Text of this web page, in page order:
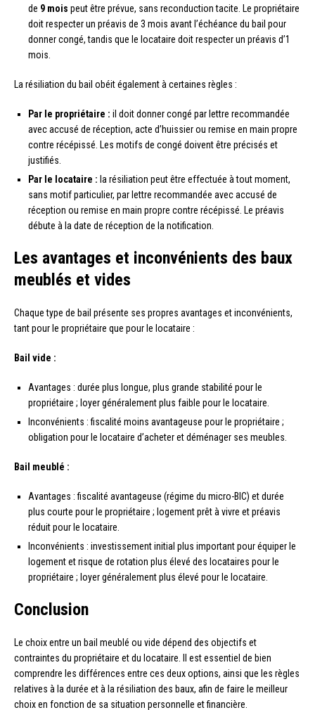
de 9 mois peut être prévue, sans reconduction tacite. Le propriétaire
doit respecter un préavis de 3 mois avant l’échéance du bail pour
donner congé, tandis que le locataire doit respecter un préavis d’1
mois.
La résiliation du bail obéit également à certaines règles :
Par le propriétaire : il doit donner congé par lettre recommandée
avec accusé de réception, acte d’huissier ou remise en main propre
contre récépissé. Les motifs de congé doivent être précisés et
justifiés.
Par le locataire : la résiliation peut être effectuée à tout moment,
sans motif particulier, par lettre recommandée avec accusé de
réception ou remise en main propre contre récépissé. Le préavis
débute à la date de réception de la notification.
Les avantages et inconvénients des baux
meublés et vides
Chaque type de bail présente ses propres avantages et inconvénients,
tant pour le propriétaire que pour le locataire :
Bail vide :
Avantages : durée plus longue, plus grande stabilité pour le
propriétaire ; loyer généralement plus faible pour le locataire.
Inconvénients : fiscalité moins avantageuse pour le propriétaire ;
obligation pour le locataire d’acheter et déménager ses meubles.
Bail meublé :
Avantages : fiscalité avantageuse (régime du micro-BIC) et durée
plus courte pour le propriétaire ; logement prêt à vivre et préavis
réduit pour le locataire.
Inconvénients : investissement initial plus important pour équiper le
logement et risque de rotation plus élevé des locataires pour le
propriétaire ; loyer généralement plus élevé pour le locataire.
Conclusion
Le choix entre un bail meublé ou vide dépend des objectifs et
contraintes du propriétaire et du locataire. Il est essentiel de bien
comprendre les différences entre ces deux options, ainsi que les règles
relatives à la durée et à la résiliation des baux, afin de faire le meilleur
choix en fonction de sa situation personnelle et financière.